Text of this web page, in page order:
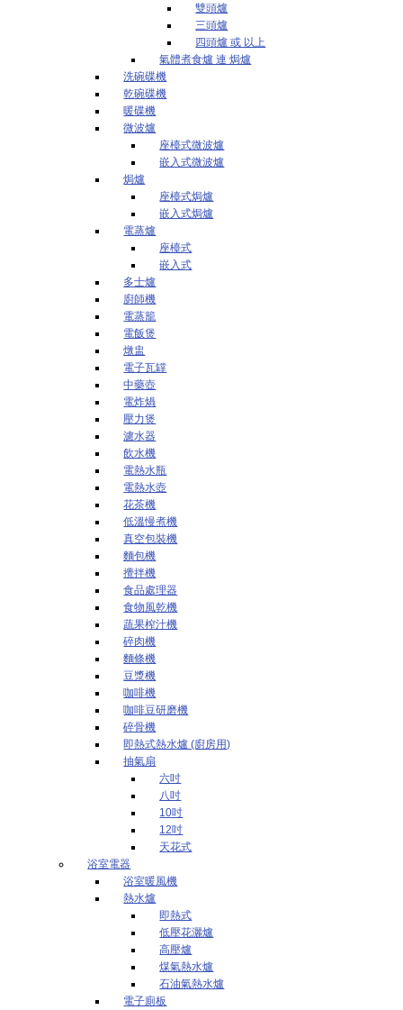
雙頭爐
三頭爐
四頭爐 或 以上
氣體煮食爐 連 焗爐
洗碗碟機
乾碗碟機
暖碟機
微波爐
座檯式微波爐
嵌入式微波爐
焗爐
座檯式焗爐
嵌入式焗爐
電蒸爐
座檯式
嵌入式
多士爐
廚師機
電蒸籠
電飯煲
燉盅
電子瓦罉
中藥壺
電炸煱
壓力煲
濾水器
飲水機
電熱水瓶
電熱水壺
花茶機
低溫慢煮機
真空包裝機
麵包機
攪拌機
食品處理器
食物風乾機
蔬果榨汁機
碎肉機
麵條機
豆漿機
咖啡機
咖啡豆研磨機
碎骨機
即熱式熱水爐 (廚房用)
抽氣扇
六吋
八吋
10吋
12吋
天花式
浴室電器
浴室暖風機
熱水爐
即熱式
低壓花灑爐
高壓爐
煤氣熱水爐
石油氣熱水爐
電子廁板